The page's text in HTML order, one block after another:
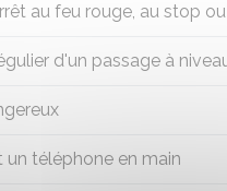
au feu rouge, au stop
d'un passage à
un téléphone en main